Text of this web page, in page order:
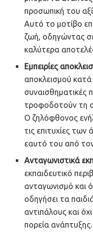
προσωπική του
Αυτό το μοτίβο
ζωή, οδηγώντας
καλύτερα
Εμπειρίες
αποκλεισμού κατά
συναισθηματικές
τροφοδοτούν τη
Ο ζηλόφθονος
τις επιτυχίες
εαυτό του από
Ανταγωνιστικά
εκπαιδευτικό
ανταγωνισμό και
οδηγήσει τα
αντιπάλους και
πορεία ανάπτυξης.